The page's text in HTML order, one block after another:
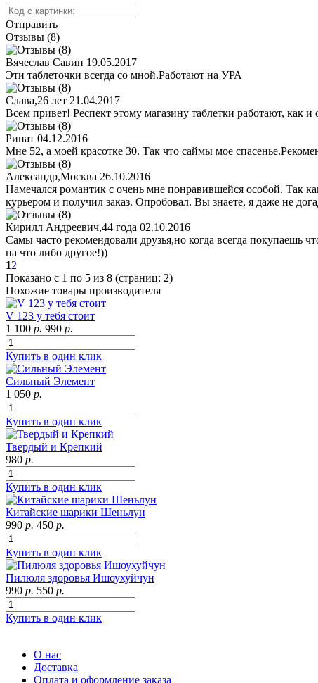
Отправить
Отзывы (8)
Вячеслав Савин 19.05.2017
Эти таблеточки всегда со мной.Работают на УРА
Слава,26 лет 21.04.2017
Всем привет! Респект этому магазину таблетки работают, как
Ринат 04.12.2016
Мне 52, а моей красотке 30. Так что саймы мое
Александр,Москва 26.10.2016
Намечался романтик с очень мне понравившейся особой. Так
курьером и получил заказ. Опробовал. Вы знаете, я даже не
Кирилл Андреевич,44 года 02.10.2016
Самы часто рекомендовали друзья,но когда всегда покупаешь
на что либо другое!))
12
Показано с 1 по 5 из 8 (страниц: 2)
Похожие товары производителя
V 123 у тебя стоит
1 100 р. 990 р.
Купить в один клик
Сильный Элемент
1 050 р.
Купить в один клик
Твердый и Крепкий
980 р.
Купить в один клик
Китайские шарики Шеньлун
990 р. 450 р.
Купить в один клик
Пилюля здоровья Ишоухуйчун
990 р. 550 р.
Купить в один клик
О нас
Доставка
Оплата и оформление заказа